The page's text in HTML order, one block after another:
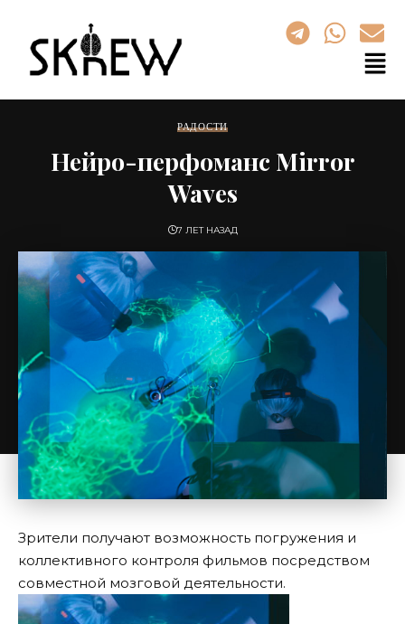
РАДОСТИ
Нейро-перфоманс Mirror
Waves
7 ЛЕТ НАЗАД
Зрители получают возможность погружения и
коллективного контроля фильмов посредством
совместной мозговой деятельности.